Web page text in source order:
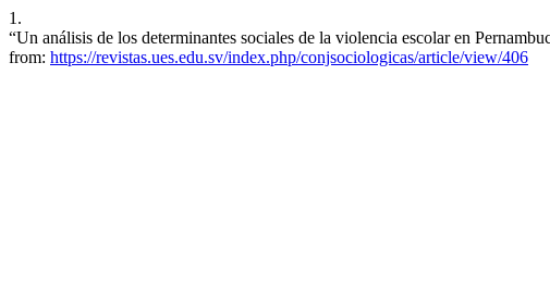
1.
“Un análisis de los determinantes sociales de la violencia escolar en
from: https://revistas.ues.edu.sv/index.php/conjsociologicas/article/view/406